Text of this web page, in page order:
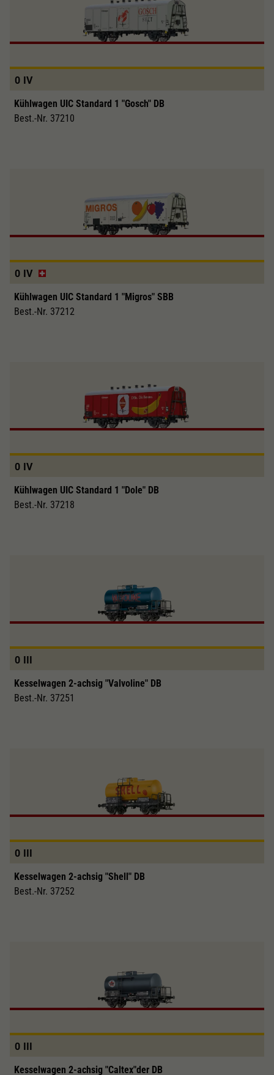
0 IV
Kühlwagen UIC Standard 1 "Gosch" DB
Best.-Nr. 37210
0 IV
Kühlwagen UIC Standard 1 "Migros" SBB
Best.-Nr. 37212
0 IV
Kühlwagen UIC Standard 1 "Dole" DB
Best.-Nr. 37218
0 III
Kesselwagen 2-achsig "Valvoline" DB
Best.-Nr. 37251
0 III
Kesselwagen 2-achsig "Shell" DB
Best.-Nr. 37252
0 III
Kesselwagen 2-achsig "Caltex"der DB